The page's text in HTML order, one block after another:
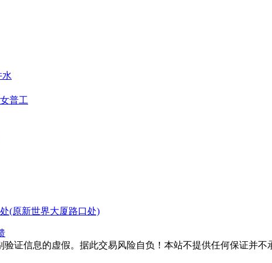
水
普工
(原新世界大厦路口处)
证信息的虚假。据此交易风险自负！本站不提供任何保证并不